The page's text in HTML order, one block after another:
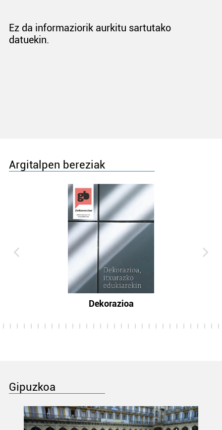
Ez da informaziorik aurkitu sartutako
datuekin.
Argitalpen bereziak
Dekorazioa
Gipuzkoa